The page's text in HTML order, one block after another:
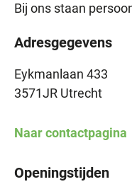
Bij ons staan
Adresgegevens
Eykmanlaan 433
3571JR Utrecht
Naar contactpagina
Openingstijden